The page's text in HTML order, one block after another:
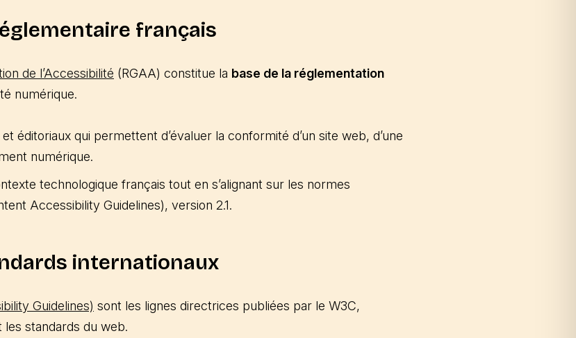
français
de l’Accessibilité (RGAA) constitue la base de la réglementation
numérique.
éditoriaux qui permettent d’évaluer la conformité d’un site web, d’une
numérique.
technologique français tout en s’alignant sur les normes
Accessibility Guidelines), version 2.1.
internationaux
Guidelines) sont les lignes directrices publiées par le W3C,
les standards du web.